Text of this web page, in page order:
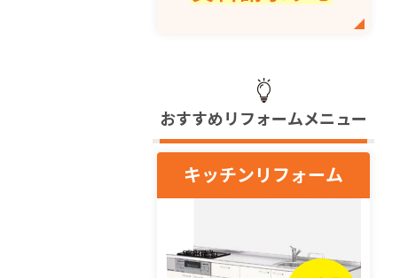
おすすめリフォームメニュー
キッチンリフォーム